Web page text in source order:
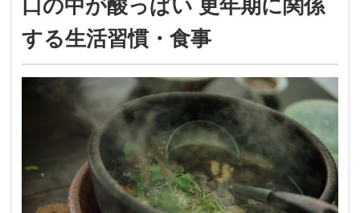
口の中が酸っぱい 更年期に関係
する生活習慣・食事